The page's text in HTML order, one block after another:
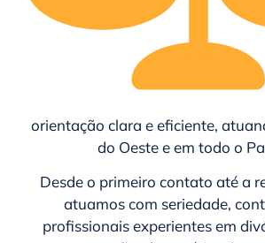
orientação clara e eficiente,
do Oeste e em todo o
Desde o primeiro contato até a
atuamos com seriedade,
profissionais experientes em